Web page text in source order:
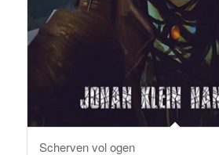
Scherven vol ogen